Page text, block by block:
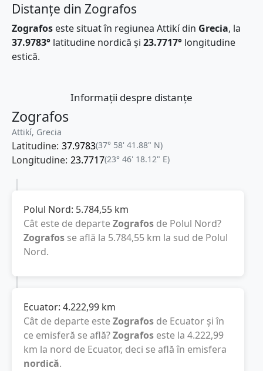
Distanțe din Zografos
Zografos este situat în regiunea Attikí din Grecia, la
37.9783° latitudine nordică și 23.7717° longitudine
estică.
Informații despre distanțe
Zografos
Attikí, Grecia
Latitudine: 37.9783(37° 58' 41.88" N)
Longitudine: 23.7717(23° 46' 18.12" E)
Polul Nord: 5.784,55 km
Cât este de departeZografos de Polul Nord?
Zografos se află la 5.784,55 km la sud de Polul
Nord.
Ecuator: 4.222,99 km
Cât de departe esteZografos de Ecuator și în
ce emisferă se află?Zografos este la 4.222,99
km la nord de Ecuator, deci se află în emisfera
nordică.